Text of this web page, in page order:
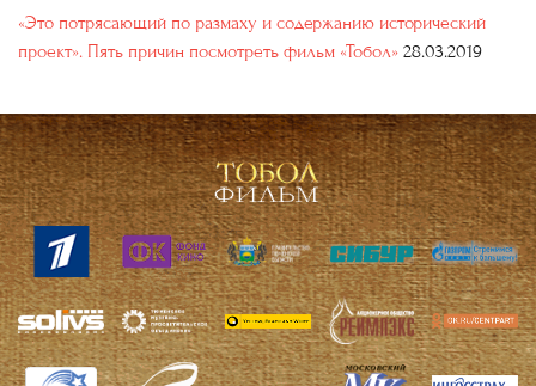
«Это потрясающий по размаху и содержанию исторический
проект». Пять причин посмотреть фильм «Тобол» 28.03.2019